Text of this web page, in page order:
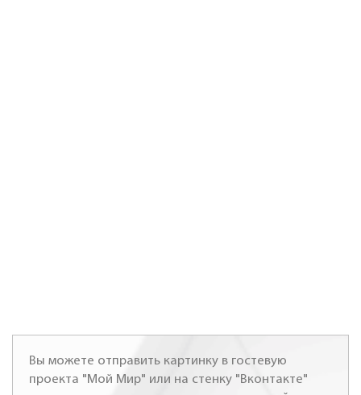
Вы можете отправить картинку в гостевую
проекта "Мой Мир" или на стенку "Вконтакте"